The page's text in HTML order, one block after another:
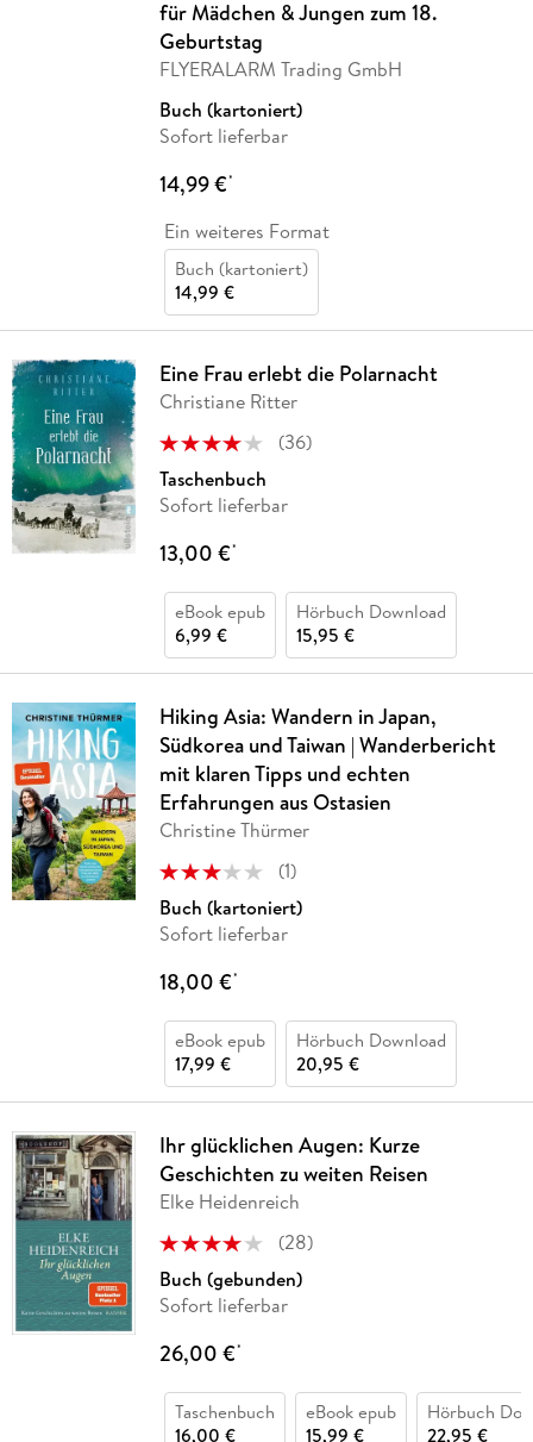
für Mädchen & Jungen zum 18.
Geburtstag
FLYERALARM Trading GmbH
Buch (kartoniert)
Sofort lieferbar
14,99 €*
Ein weiteres Format
Buch (kartoniert)
14,99 €
Eine Frau erlebt die Polarnacht
Christiane Ritter
(36)
Taschenbuch
Sofort lieferbar
13,00 €*
eBook epub
6,99 €
Hörbuch Download
15,95 €
Hiking Asia: Wandern in Japan,
Südkorea und Taiwan | Wanderbericht
mit klaren Tipps und echten
Erfahrungen aus Ostasien
Christine Thürmer
(1)
Buch (kartoniert)
Sofort lieferbar
18,00 €*
eBook epub
17,99 €
Hörbuch Download
20,95 €
Ihr glücklichen Augen: Kurze
Geschichten zu weiten Reisen
Elke Heidenreich
(28)
Buch (gebunden)
Sofort lieferbar
26,00 €*
Taschenbuch
16,00 €
eBook epub
15,99 €
Hörbuch
22,95 €